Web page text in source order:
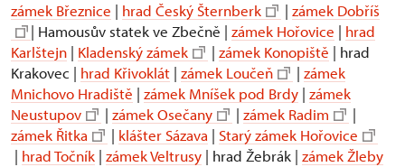
zámek Březnice | hrad Český Šternberk | zámek Dobříš
| Hamousův statek ve Zbečně | zámek Hořovice | hrad
Karlštejn | Kladenský zámek | zámek Konopiště | hrad
Krakovec | hrad Křivoklát | zámek Loučeň | zámek
Mnichovo Hradiště | zámek Mníšek pod Brdy | zámek
Neustupov
| zámek Osečany | zámek Radim
|
zámek Řitka
| klášter Sázava | Starý zámek Hořovice
| hrad Točník | zámek Veltrusy | hrad Žebrák | zámek Žleby